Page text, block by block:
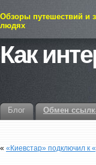
Обзоры путешествий и
людях
Как
Блог Обмен
« «Киевстар» подключил к